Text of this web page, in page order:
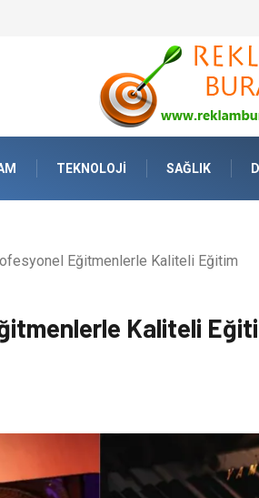
TEKNOLOJI SAĞLIK
Eğitmenlerle Kaliteli Eğitim
Kaliteli